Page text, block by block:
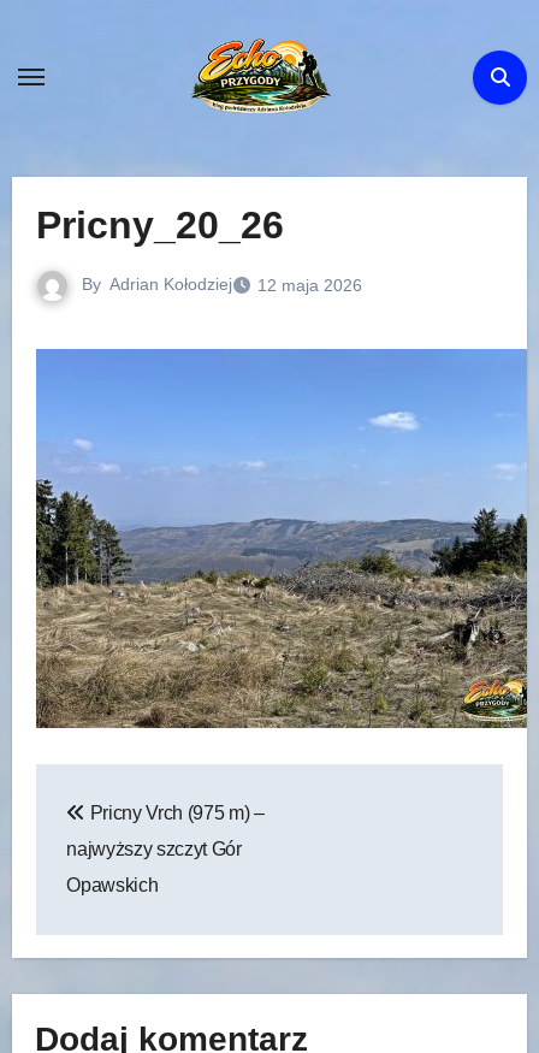
content
Pricny_20_26
By Adrian Kołodziej 12 maja 2026
wpisu
Pricny Vrch (975 m) –
najwyższy szczyt Gór
Opawskich
Dodaj komentarz